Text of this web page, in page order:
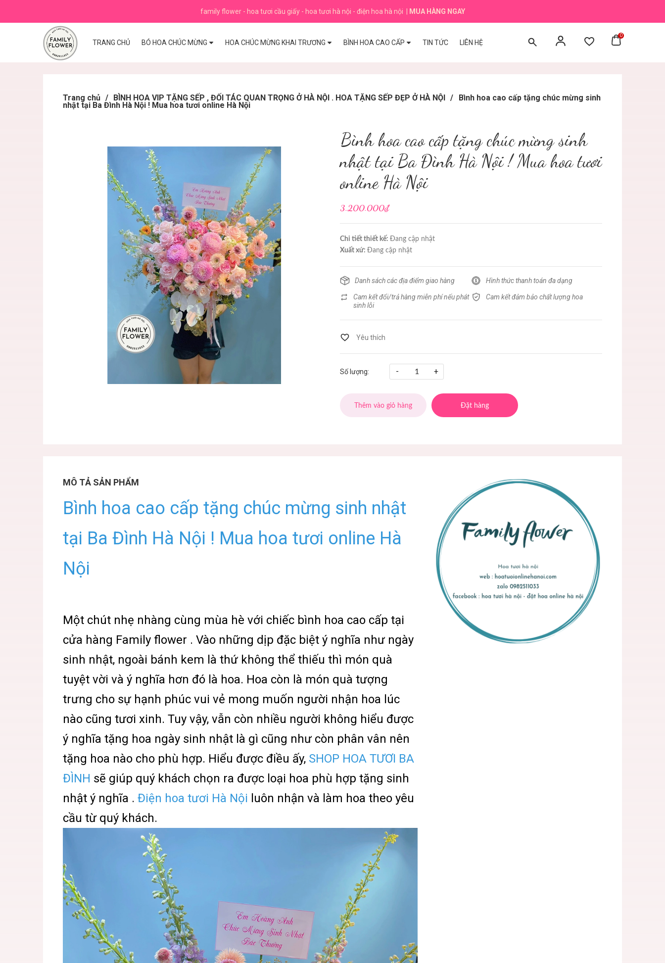
family flower - hoa tươi cầu giấy - hoa tươi hà nội - điện hoa hà nội MUA HÀNG NGAY
TRANG CHỦ BÓ HOA CHÚC MỪNG HOA CHÚC MỪNG KHAI TRƯƠNG BÌNH HOA CAO CẤP TIN TỨC LIÊN HỆ
0
Trang chủ / BÌNH HOA VIP TẶNG SẾP , ĐỐI TÁC QUAN TRỌNG Ở HÀ NỘI . HOA TẶNG SẾP ĐẸP Ở HÀ NỘI / Bình hoa cao cấp tặng chúc mừng sinh
nhật tại Ba Đình Hà Nội ! Mua hoa tươi online Hà Nội
Bình hoa cao cấp tặng chúc mừng sinh
nhật tại Ba Đình Hà Nội ! Mua hoa tươi
online Hà Nội
3.200.000₫
Chi tiết thiết kế: Đang cập nhật
Xuất xứ: Đang cập nhật
Danh sách các địa điểm giao hàng Hình thức thanh toán đa dạng
Cam kết đổi/trả hàng miễn phí nếu phát
sinh lỗi
Cam kết đảm bảo chất lượng hoa
Số lượng: - +
Thêm vào giỏ hàng Đặt hàng
MÔ TẢ SẢN PHẨM
Bình hoa cao cấp tặng chúc mừng sinh nhật
tại Ba Đình Hà Nội ! Mua hoa tươi online Hà
Nội
Một chút nhẹ nhàng cùng mùa hè với chiếc bình hoa cao cấp tại
cửa hàng Family flower . Vào những dịp đặc biệt ý nghĩa như ngày
sinh nhật, ngoài bánh kem là thứ không thể thiếu thì món quà
tuyệt vời và ý nghĩa hơn đó là hoa. Hoa còn là món quà tượng
trưng cho sự hạnh phúc vui vẻ mong muốn người nhận hoa lúc
nào cũng tươi xinh. Tuy vậy, vẫn còn nhiều người không hiểu được
ý nghĩa tặng hoa ngày sinh nhật là gì cũng như còn phân vân nên
tặng hoa nào cho phù hợp. Hiểu được điều ấy, SHOP HOA TƯƠI BA
ĐÌNH sẽ giúp quý khách chọn ra được loại hoa phù hợp tặng sinh
nhật ý nghĩa . Điện hoa tươi Hà Nội luôn nhận và làm hoa theo yêu
cầu từ quý khách.